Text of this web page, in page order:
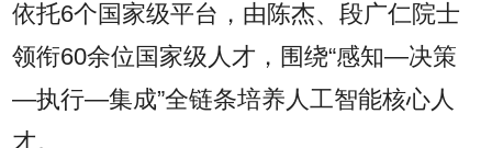
依托6个国家级平台，由陈杰、段广仁院士
领衔60余位国家级人才，围绕“感知—决策
—执行—集成”全链条培养人工智能核心人
才。